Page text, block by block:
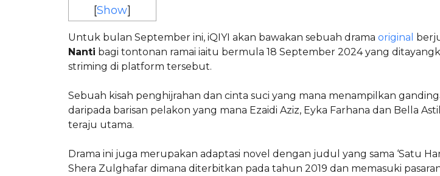
[Show]
Untuk bulan September ini, iQIYI akan bawakan sebuah drama original
Nanti bagi tontonan ramai iaitu bermula 18 September 2024 yang
striming di platform tersebut.
Sebuah kisah penghijrahan dan cinta suci yang mana menampilkan
daripada barisan pelakon yang mana Ezaidi Aziz, Eyka Farhana dan Bella
teraju utama.
Drama ini juga merupakan adaptasi novel dengan judul yang sama ‘Satu
Shera Zulghafar dimana diterbitkan pada tahun 2019 dan memasuki